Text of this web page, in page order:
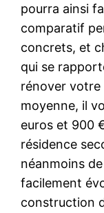
pourra ainsi
comparatif
concrets, et
qui se
rénover votre
moyenne, il
euros et 900
résidence
néanmoins
facilement
construction